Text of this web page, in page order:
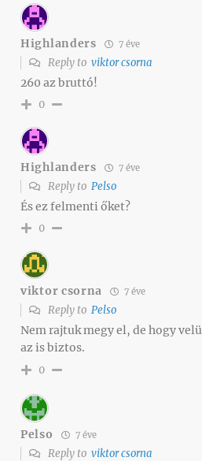
Highlanders 7 éve
Reply to viktor csorna
260 az bruttó!
0
Highlanders 7 éve
Reply to Pelso
És ez felmenti őket?
0
viktor csorna 7 éve
Reply to Pelso
Nem rajtuk megy el, de hogy
az is biztos.
0
Pelso 7 éve
Reply to viktor csorna